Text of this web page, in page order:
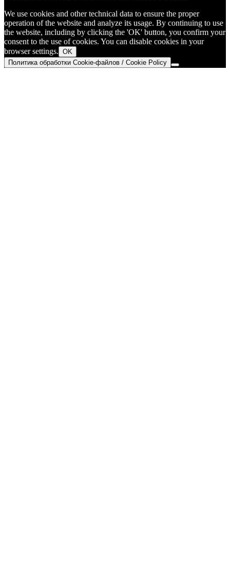
We use cookies and other technical data to ensure the proper
operation of the website and analyze its usage. By continuing to use
the website, including by clicking the 'OK' button, you confirm your
consent to the use of cookies. You can disable cookies in your
browser settings. OK
Политика обработки Cookie-файлов / Cookie Policy